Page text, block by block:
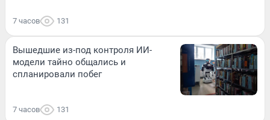
7 часов 131
Вышедшие из-под контроля ИИ-
модели тайно общались и
спланировали побег
7 часов 131